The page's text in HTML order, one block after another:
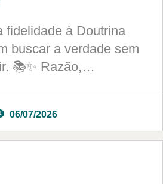
fidelidade à Doutrina
buscar a verdade sem
📚✨ Razão,…
06/07/2026